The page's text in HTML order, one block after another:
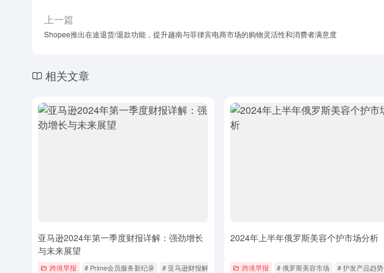
上一篇
Shopee推出在途退货/退款功能，提升越南与菲律宾电商市场的购物灵活性和消费者满意度
相关文章
亚马逊2024年第一季度财报详解：强劲增长
与未来展望
跨境早报 # Prime会员服务新纪录 # 亚马逊财报解读
2024年上半年俄罗斯美容个护市场分析
跨境早报 # 俄罗斯美容市场 # 护发产品趋势